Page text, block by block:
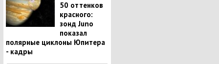
50 оттенков
красного:
зонд Juno
показал
полярные циклоны Юпитера
- кадры